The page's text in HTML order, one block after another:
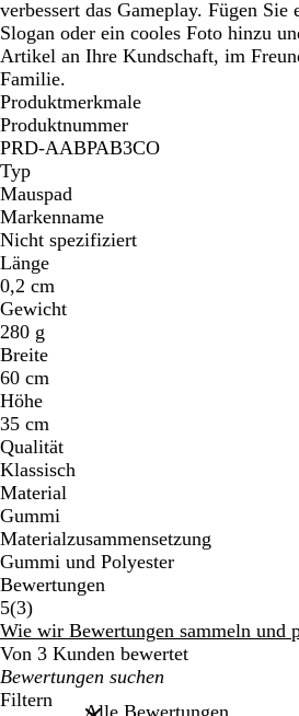
verbessert das Gameplay. Fügen
Slogan oder ein cooles Foto hinzu
Artikel an Ihre Kundschaft, im
Familie.
Produktmerkmale
Produktnummer
PRD-AABPAB3CO
Typ
Mauspad
Markenname
Nicht spezifiziert
Länge
0,2 cm
Gewicht
280 g
Breite
60 cm
Höhe
35 cm
Qualität
Klassisch
Material
Gummi
Materialzusammensetzung
Gummi und Polyester
Bewertungen
5(33
Bewertungen
)
Wie wir Bewertungen sammeln und
Von 3 Kunden bewertet
Meine
Sucheingaben
Filtern